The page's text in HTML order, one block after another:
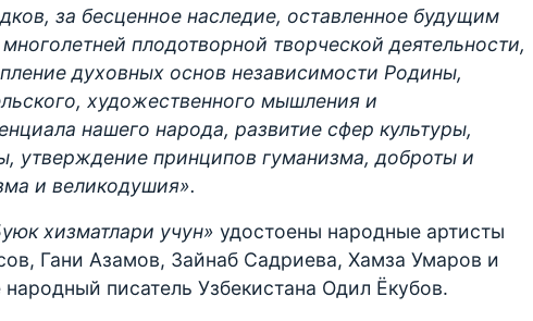
за бесценное наследие, оставленное будущим
плодотворной творческой деятельности,
духовных основ независимости Родины,
художественного мышления и
нашего народа, развитие сфер культуры,
утверждение принципов гуманизма, доброты и
и великодушия».
хизматлари учун» удостоены народные артисты
Гани Азамов, Зайнаб Садриева, Хамза Умаров и
писатель Узбекистана Одил Ёкубов.